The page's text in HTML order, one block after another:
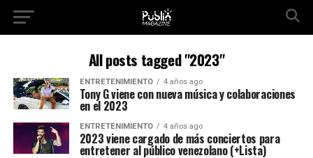
All posts tagged "2023"
ENTRETENIMIENTO 4 años ago
Tony G viene con nueva música y colaboraciones
en el 2023
ENTRETENIMIENTO 4 años ago
2023 viene cargado de más conciertos para
entretener al público venezolano (+Lista)